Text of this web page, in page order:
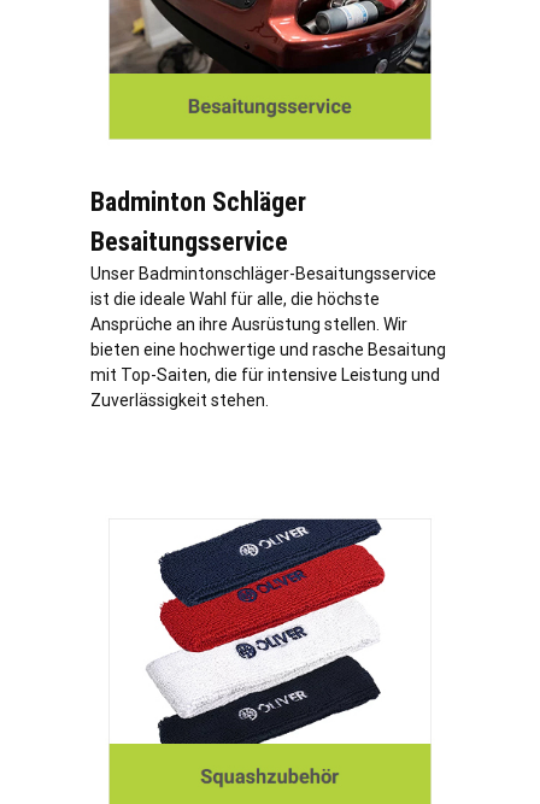
Badminton Schläger
Besaitungsservice
Unser Badmintonschläger-Besaitungsservice
ist die ideale Wahl für alle, die höchste
Ansprüche an ihre Ausrüstung stellen. Wir
bieten eine hochwertige und rasche Besaitung
mit Top-Saiten, die für intensive Leistung und
Zuverlässigkeit stehen.